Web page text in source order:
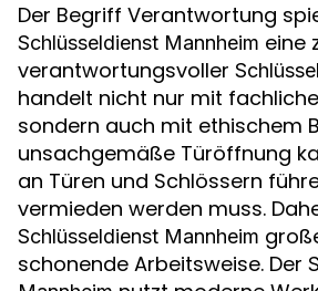
Der Begriff Verantwortung
Schlüsseldienst Mannheim eine
verantwortungsvoller
handelt nicht nur mit
sondern auch mit ethischem
unsachgemäße Türöffnung
an Türen und Schlössern
vermieden werden muss.
Schlüsseldienst Mannheim
schonende Arbeitsweise. Der